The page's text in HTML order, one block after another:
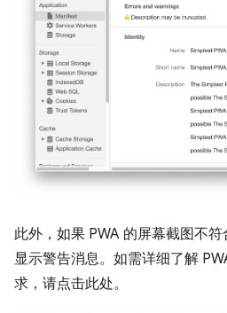
此外，如果 PWA 的屏幕截图不符
显示警告消息。如需详细了解
求，请点击此处。